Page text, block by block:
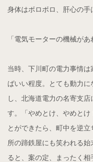
身体はボロボロ、肝心の手
「電気モーターの機械があ
当時、下川町の電力事情
ばいい程度。とても動力
し、北海道電力の名寄支
す。「やめとけ、やめとけ
とができたら、町中を逆
所の蹄鉄屋にも笑われる
ると、案の定、まったく